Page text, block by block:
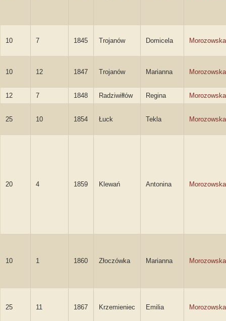
10 7 1845 Trojanów Domicela Morozowska
10 12 1847 Trojanów Marianna Morozowska
12 7 1848 Radziwiłłów Regina Morozowska
25 10 1854 Łuck Tekla Morozowska
20 4 1859 Klewań Antonina Morozowska
10 1 1860 Złoczówka Marianna Morozowska
25 11 1867 Krzemieniec Emilia Morozowska